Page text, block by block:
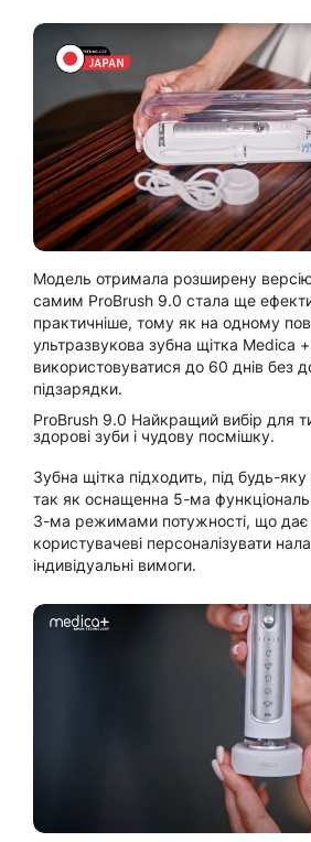
Модель отримала розширену
самим ProBrush 9.0 стала ще
практичніше, тому як на одному
ультразвукова зубна щітка Medica
використовуватися до 60 днів без
підзарядки.
ProBrush 9.0 Найкращий вибір для
здорові зуби і чудову посмішку.
Зубна щітка підходить, під будь-яку
так як оснащенна 5-ма
3-ма режимами потужності, що дає
користувачеві персоналізувати
індивідуальні вимоги.